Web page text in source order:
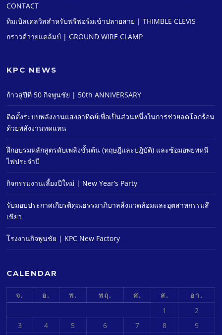
CONTACT
ทิมเบิลเคลวิสสําหรับฟรีฟอร์มเข้าปลายสาย | THIMBLE CLEVIS
กราวด์วายแคล้มป์ | GROUND WIRE CLAMP
KPC NEWS
ก้าวสู่ปีที่ 50 กิจพูนชัย | 50th ANNIVERSARY
ติดตั้งระบบพลังงานแสงอาทิตย์เพื่อเป็นส่วนหนึ่งในการช่วยลดโลกร้อน
ด้วยพลังงานทดแทน
ฝึกอบรมหลักสูตรดับเพลิงขั้นต้น (ทฤษฎีและปฎิบัติ) และซ้อมอพยพหนี
ไฟประจําปี
กิจกรรมงานเลี้ยงปีใหม่ | New Year’s Party
รับมอบประกาศเกียรติคุณธรรมาภิบาลสิ่งแวดล้อมและอุตสาหกรรมสี
เขียว
โรงงานกิจพูนชัย | KPC New Factory
CALENDAR
จ. อ. พ. พฤ. ศ. ส.
อา.
1
2
3
4 5 6 7 8 9